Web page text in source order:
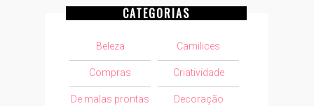
CATEGORIAS
Beleza Camilices
Compras Criatividade
De malas prontas Decoração